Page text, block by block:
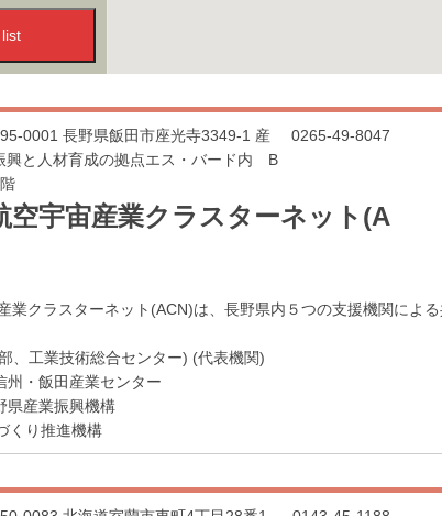
0001 長野県飯田市座光寺3349-1 産
興と人材育成の拠点エス・バード内 B
0265-49-8047
空宇宙産業クラスターネット(A
業クラスターネット(ACN)は、長野県内５つの支援機関によ
、工業技術総合センター) (代表機関)
・飯田産業センター
産業振興機構
くり推進機構